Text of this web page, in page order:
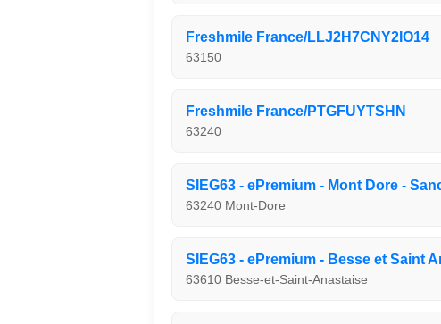
Freshmile France/LLJ2H7CNY2IO14
63150
Freshmile France/PTGFUYTSHN
63240
SIEG63 - ePremium - Mont Dore -
63240 Mont-Dore
SIEG63 - ePremium - Besse et Saint
63610 Besse-et-Saint-Anastaise